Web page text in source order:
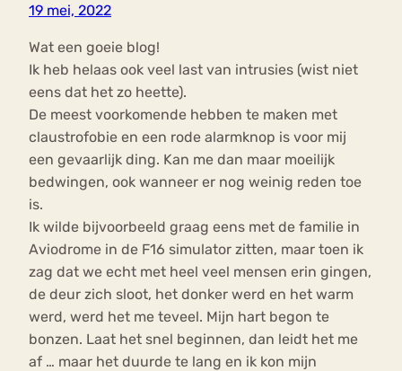
19 mei, 2022
Wat een goeie blog!
Ik heb helaas ook veel last van intrusies (wist niet
eens dat het zo heette).
De meest voorkomende hebben te maken met
claustrofobie en een rode alarmknop is voor mij
een gevaarlijk ding. Kan me dan maar moeilijk
bedwingen, ook wanneer er nog weinig reden toe
is.
Ik wilde bijvoorbeeld graag eens met de familie in
Aviodrome in de F16 simulator zitten, maar toen ik
zag dat we echt met heel veel mensen erin gingen,
de deur zich sloot, het donker werd en het warm
werd, werd het me teveel. Mijn hart begon te
bonzen. Laat het snel beginnen, dan leidt het me
af … maar het duurde te lang en ik kon mijn